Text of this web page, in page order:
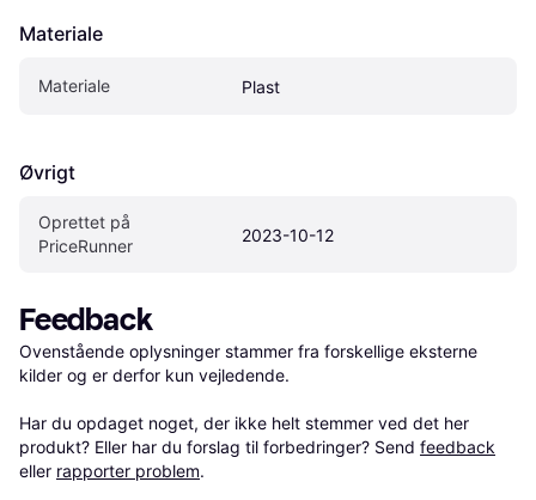
Materiale
Materiale Plast
Øvrigt
Oprettet på
PriceRunner
2023-10-12
Feedback
Ovenstående oplysninger stammer fra forskellige eksterne
kilder og er derfor kun vejledende.
Har du opdaget noget, der ikke helt stemmer ved det her
produkt? Eller har du forslag til forbedringer? Send feedback
eller rapporter problem.